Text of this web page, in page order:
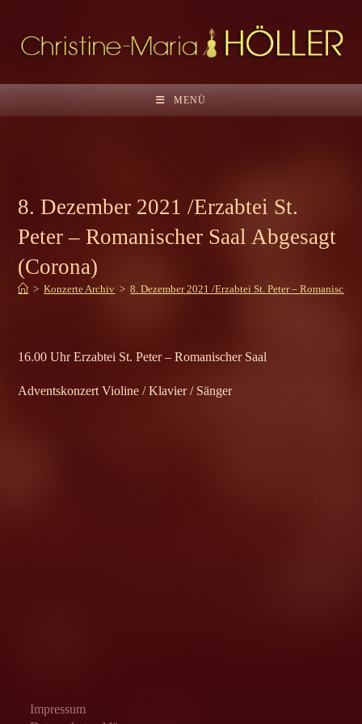
springen
MENÜ
8. Dezember 2021 /Erzabtei St.
Peter – Romanischer Saal Abgesagt
(Corona)
> Konzerte Archiv > 8. Dezember 2021 /Erzabtei St. Peter – Romanischer
16.00 Uhr Erzabtei St. Peter – Romanischer Saal
Adventskonzert Violine / Klavier / Sänger
Impressum